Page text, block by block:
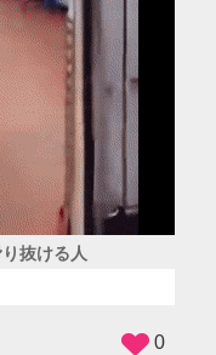
抜ける人
0